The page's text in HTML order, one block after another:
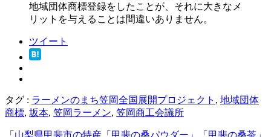
地域団体商標登録をしたことが、それに大きなメ
リットを与えることは間違いありません。
ツイート
タグ : ラーメンのまち笠岡全国展開プロジェクト , 地域団体
商標, 坂本, 笠岡ラーメン, 笠岡商工会議所
「 山梨県甲斐市の特産「甲斐の桑パウダー」「甲斐の桑茶」